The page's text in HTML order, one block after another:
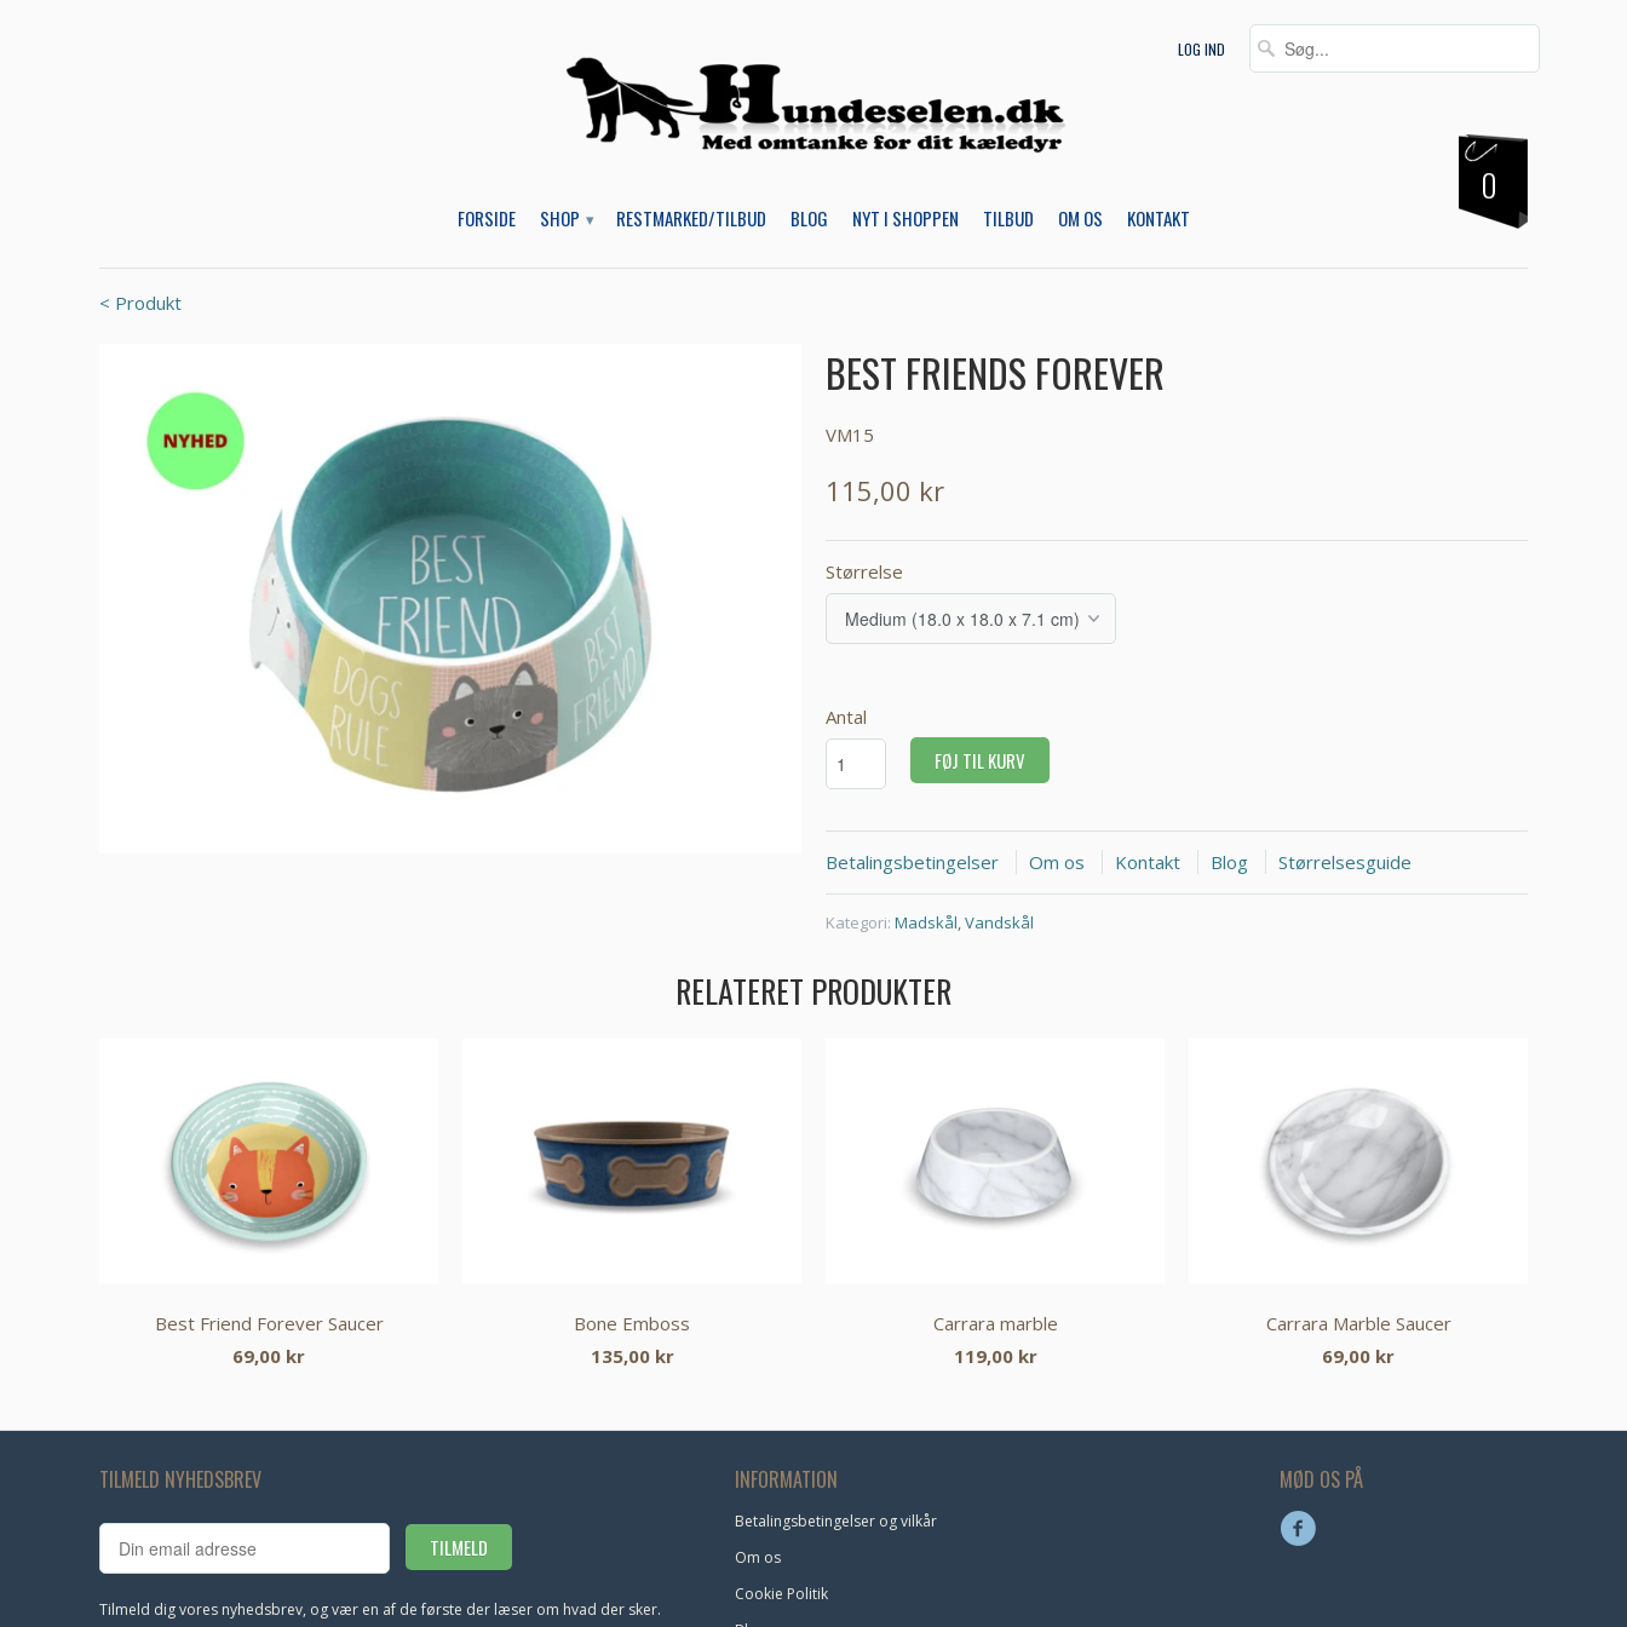
LOG IND
FORSIDE SHOP ▾ RESTMARKED/TILBUD BLOG NYT I SHOPPEN TILBUD OM OS KONTAKT
0
< Produkt
BEST FRIENDS FOREVER
VM15
115,00 kr
Størrelse
Antal
FØJ TIL KURV
Betalingsbetingelser Om os Kontakt Blog Størrelsesguide
Kategori: Madskål,Vandskål
RELATERET PRODUKTER
Best Friend Forever Saucer
69,00 kr
Bone Emboss
135,00 kr
Carrara marble
119,00 kr
Carrara Marble Saucer
69,00 kr
TILMELD NYHEDSBREV
Tilmeld dig vores nyhedsbrev, og vær en af de første der læser om hvad der sker.
INFORMATION
Betalingsbetingelser og vilkår
Om os
Cookie Politik
MØD OS PÅ